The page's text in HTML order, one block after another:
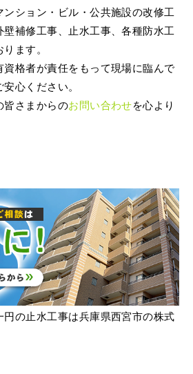
ション・ビル・公共施設の改修工
補修工事、止水工事、各種防水工
ます。
格者が責任をもって現場に臨んで
心ください。
皆さまからのお問い合わせを心より
円の止水工事は兵庫県西宮市の株式